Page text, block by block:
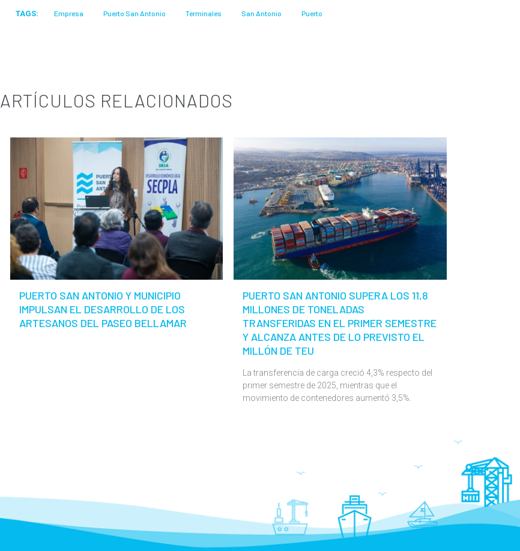
TAGS: Empresa Puerto San Antonio Terminales San Antonio Puerto
ARTÍCULOS RELACIONADOS
PUERTO SAN ANTONIO Y MUNICIPIO
IMPULSAN EL DESARROLLO DE LOS
ARTESANOS DEL PASEO BELLAMAR
PUERTO SAN ANTONIO SUPERA LOS 11,8
MILLONES DE TONELADAS
TRANSFERIDAS EN EL PRIMER SEMESTRE
Y ALCANZA ANTES DE LO PREVISTO EL
MILLÓN DE TEU
La transferencia de carga creció 4,3% respecto del
primer semestre de 2025, mientras que el
movimiento de contenedores aumentó 3,5%.